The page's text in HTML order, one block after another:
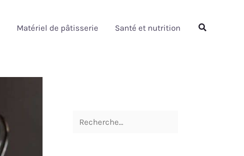
Matériel de pâtisserie Santé et nutrition Rechercher